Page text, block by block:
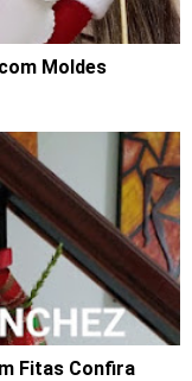
Moldes
Fitas Confira